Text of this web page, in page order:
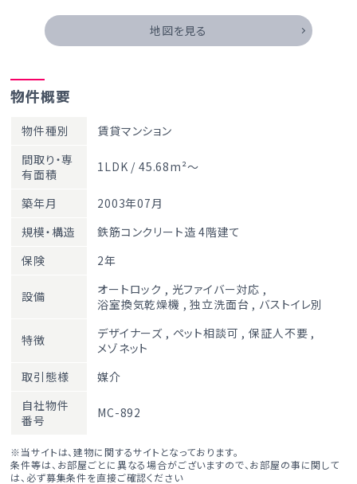
地図を見る
物件概要
物件種別
賃貸マンション
間取り・専
有面積
1LDK / 45.68m²～
築年月
2003年07月
規模・構造
鉄筋コンクリート造 4階建て
保険
2年
設備 オートロック , 光ファイバー対応 ,
浴室換気乾燥機 ,独立洗面台 , バストイレ別
特徴 デザイナーズ , ペット相談可 ,保証人不要 ,
メゾネット
取引態様
媒介
自社物件
番号
MC-892
※当サイトは、建物に関するサイトとなっております。
条件等は、お部屋ごとに異なる場合がございますので、お部屋の事に関して
は、必ず募集条件を直接ご確認ください